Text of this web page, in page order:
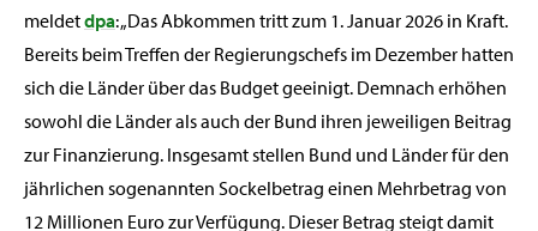
meldetdpa: „Das Abkommen tritt zum 1. Januar 2026 in Kraft.
Bereits beim Treffen der Regierungschefs im Dezember hatten
sich die Länder über das Budget geeinigt. Demnach erhöhen
sowohl die Länder als auch der Bund ihren jeweiligen Beitrag
zur Finanzierung. Insgesamt stellen Bund und Länder für den
jährlichen sogenannten Sockelbetrag einen Mehrbetrag von
12 Millionen Euro zur Verfügung. Dieser Betrag steigt damit